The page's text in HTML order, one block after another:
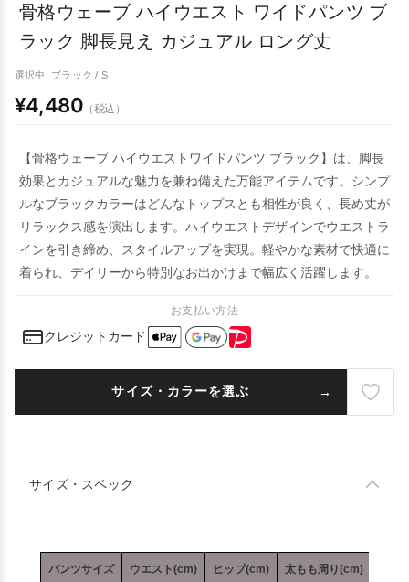
骨格ウェーブ ハイウエスト ワイドパンツ ブ
ラック 脚長見え カジュアル ロング丈
選択中: ブラック / S
¥4,480 （税込）
【骨格ウェーブ ハイウエストワイドパンツ ブラック】は、脚長
効果とカジュアルな魅力を兼ね備えた万能アイテムです。シンプ
ルなブラックカラーはどんなトップスとも相性が良く、長め丈が
リラックス感を演出します。ハイウエストデザインでウエストラ
インを引き締め、スタイルアップを実現。軽やかな素材で快適に
着られ、デイリーから特別なお出かけまで幅広く活躍します。
お支払い方法
クレジットカード
サイズ・カラーを選ぶ
サイズ・スペック
パンツサイズ ウエスト(cm) ヒップ(cm) 太もも周り(cm)